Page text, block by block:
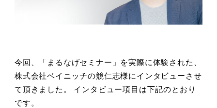
今回、「まるなげセミナー」を実際に体験された、
株式会社ベイニッチの競仁志様にインタビューさせ
て頂きました。 インタビュー項目は下記のとおり
です。